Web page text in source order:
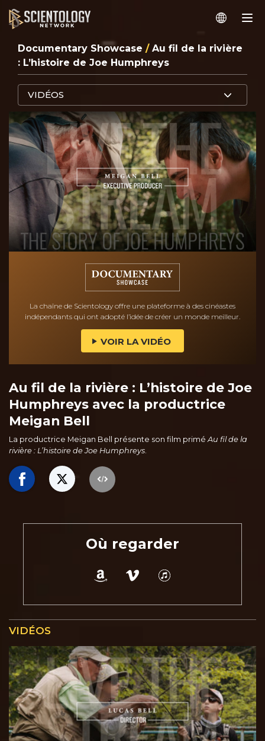
Documentary Showcase / Au fil de la rivière
: L’histoire de Joe Humphreys
VIDÉOS
La chaîne de Scientology offre une plateforme à des cinéastes
indépendants qui ont adopté l’idée de créer un monde meilleur.
VOIR LA VIDÉO
Au fil de la rivière : L’histoire de Joe
Humphreys avec la productrice
Meigan Bell
La productrice Meigan Bell présente son film primé Au fil de la
rivière : L’histoire de Joe Humphreys
Où regarder
VIDÉOS